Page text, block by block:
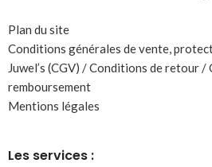
Plan du site
Conditions générales de vente,
Juwel’s (CGV) / Conditions de retour /
remboursement
Mentions légales
Les services :